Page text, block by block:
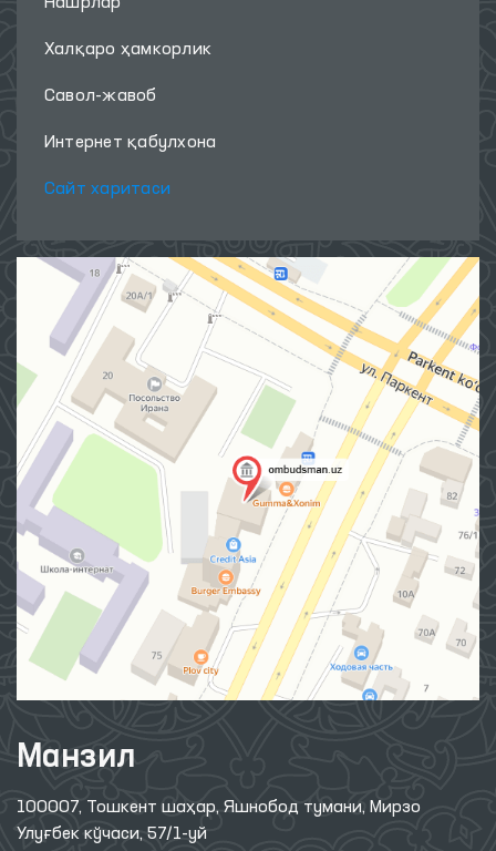
Нашрлар
Халқаро ҳамкорлик
Савол-жавоб
Интернет қабулхона
Сайт харитаси
Манзил
100007, Тошкент шаҳар, Яшнобод тумани, Мирзо
Улуғбек кўчаси, 57/1-уй